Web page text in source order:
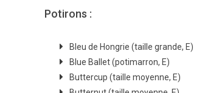
Potirons :
Bleu de Hongrie (taille grande, E)
Blue Ballet (potimarron, E)
Buttercup (taille moyenne, E)